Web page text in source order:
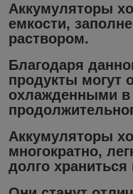
Аккумуляторы
емкости,
раствором.
Благодаря
продукты могут
охлажденными в
Аккумуляторы
многократно,
долго храниться